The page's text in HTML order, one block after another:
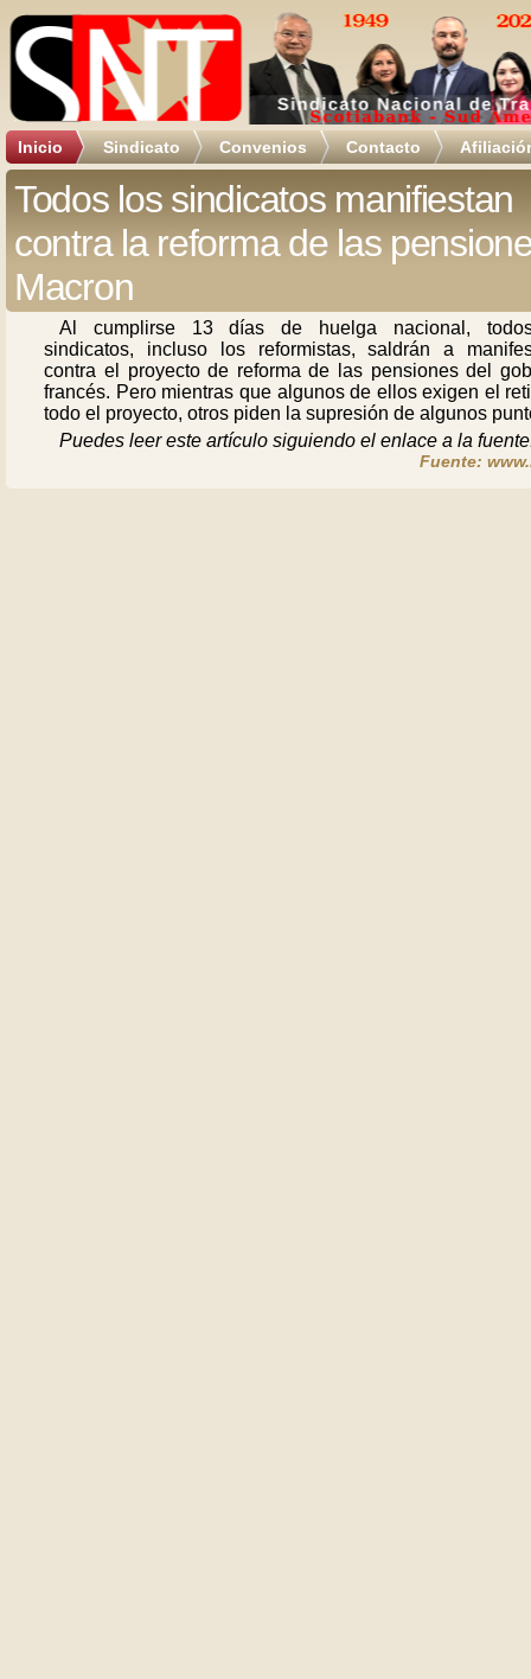
Inicio Sindicato Convenios Contacto
Todos los sindicatos manifiestan
contra la reforma de las
Macron
Al cumplirse 13 días de huelga nacional,
sindicatos, incluso los reformistas, saldrán a
contra el proyecto de reforma de las pensiones del
francés. Pero mientras que algunos de ellos exigen el
todo el proyecto, otros piden la supresión de algunos
Puedes leer este artículo siguiendo el enlace a la
Fuente: